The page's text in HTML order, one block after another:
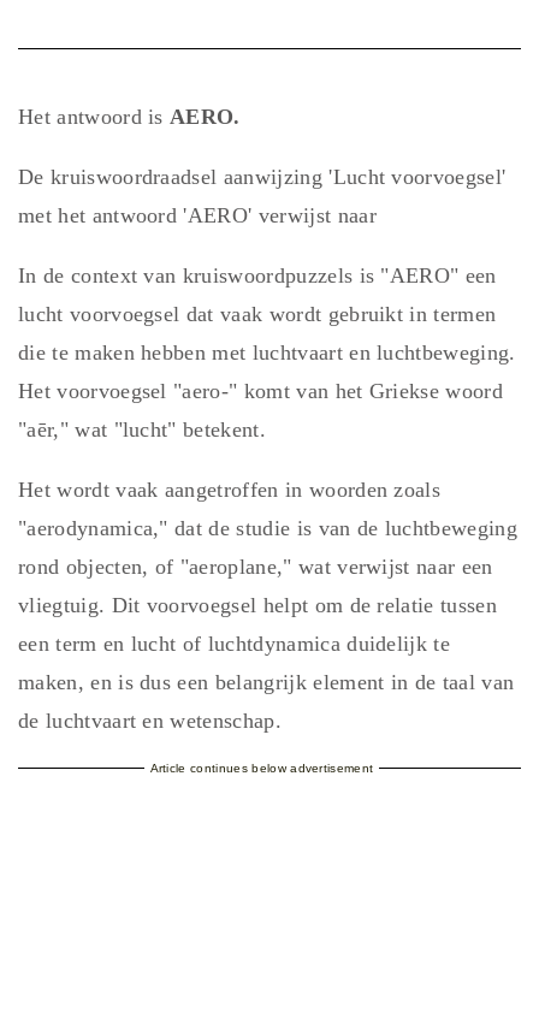
Het antwoord isAERO.
De kruiswoordraadsel aanwijzing 'Lucht voorvoegsel'
met het antwoord 'AERO' verwijst naar
In de context van kruiswoordpuzzels is "AERO" een
lucht voorvoegsel dat vaak wordt gebruikt in termen
die te maken hebben met luchtvaart en luchtbeweging.
Het voorvoegsel "aero-" komt van het Griekse woord
"aēr," wat "lucht" betekent.
Het wordt vaak aangetroffen in woorden zoals
"aerodynamica," dat de studie is van de luchtbeweging
rond objecten, of "aeroplane," wat verwijst naar een
vliegtuig. Dit voorvoegsel helpt om de relatie tussen
een term en lucht of luchtdynamica duidelijk te
maken, en is dus een belangrijk element in de taal van
de luchtvaart en wetenschap.
Article continues below advertisement